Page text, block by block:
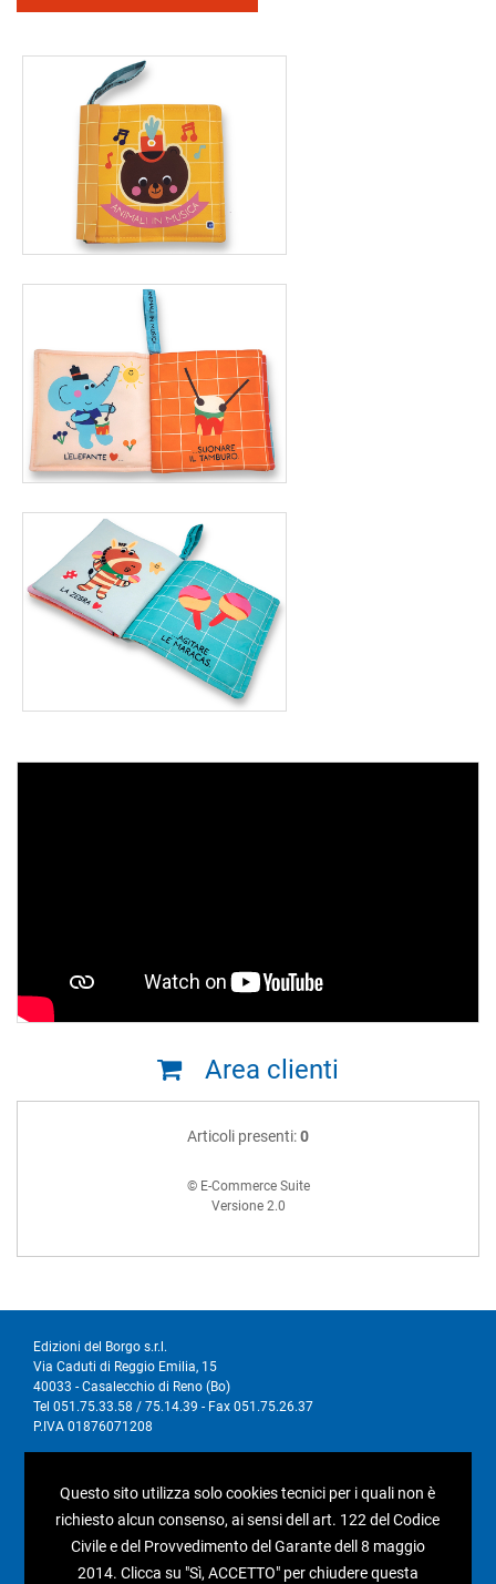
Area clienti
Articoli presenti:0
© E-Commerce Suite
Versione 2.0
Edizioni del Borgo s.r.l.
Via Caduti di Reggio Emilia, 15
40033 - Casalecchio di Reno (Bo)
Tel 051.75.33.58 / 75.14.39 - Fax 051.75.26.37
P.IVA 01876071208
I nostri social
Questo sito utilizza solo cookies tecnici per i quali non è
richiesto alcun consenso, ai sensi dell art. 122 del Codice
Civile e del Provvedimento del Garante dell 8 maggio
2014. Clicca su "Sì, ACCETTO" per chiudere questa